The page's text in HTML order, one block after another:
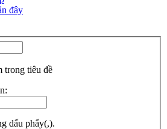
đây
trong tiêu đề
dấu phẩy(,).